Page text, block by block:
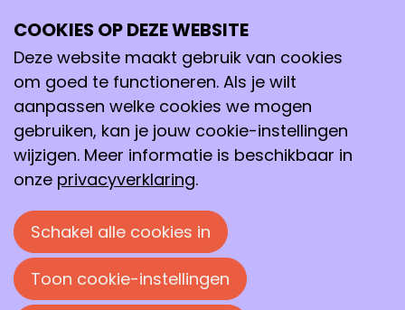
In 2026 is er wederom geen aanbieder die een
restitutieverzekering aanbiedt. OHRA biedt de
meest uitgebreide basisverzekering aan, met
alleen de natura vergoeding voor GGZ en
Wijkverpleging.
tegenkomen in de markt, is OHRA de meest
gunstige Combinatieverzekering, met ruime
keuzevrijheid.
COOKIES OP DEZE WEBSITE
Deze website maakt gebruik van cookies
om goed te functioneren. Als je wilt
aanpassen welke cookies we mogen
gebruiken, kan je jouw cookie-instellingen
wijzigen. Meer informatie is beschikbaar in
onze privacyverklaring.
Schakel alle cookies in
Toon cookie-instellingen